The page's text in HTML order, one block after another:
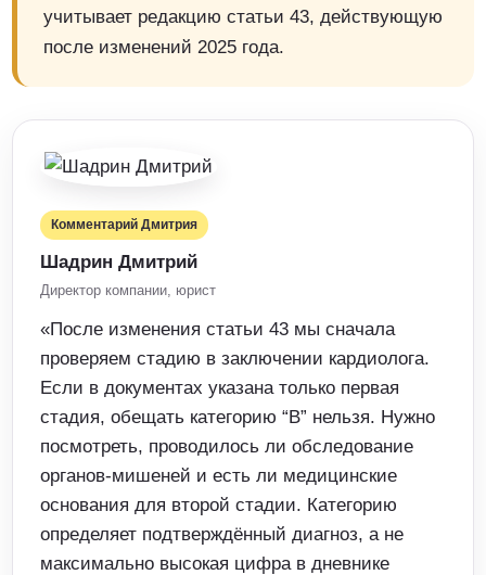
учитывает редакцию статьи 43, действующую
после изменений 2025 года.
Комментарий Дмитрия
Шадрин Дмитрий
Директор компании, юрист
«После изменения статьи 43 мы сначала
проверяем стадию в заключении кардиолога.
Если в документах указана только первая
стадия, обещать категорию “В” нельзя. Нужно
посмотреть, проводилось ли обследование
органов-мишеней и есть ли медицинские
основания для второй стадии. Категорию
определяет подтверждённый диагноз, а не
максимально высокая цифра в дневнике